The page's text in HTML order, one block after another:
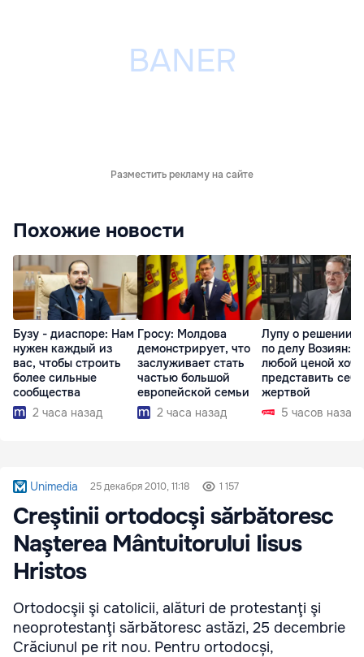
Разместить рекламу на сайте
Похожие новости
Бузу - диаспоре: Нам
нужен каждый из
вас, чтобы строить
более сильные
сообщества
2 часа назад
Гросу: Молдова
демонстрирует, что
заслуживает стать
частью большой
европейской семьи
2 часа назад
Лупу о решении
по делу Возиян:
любой ценой
представить себя
жертвой
5 часов назад
Unimedia 25 декабря 2010, 11:18 1 157
Creştinii ortodocşi sărbătoresc
Naşterea Mântuitorului Iisus
Hristos
Ortodocşii şi catolicii, alături de protestanţi şi
neoprotestanţi sărbătoresc astăzi, 25 decembrie
Crăciunul pe rit nou. Pentru ortodocși,